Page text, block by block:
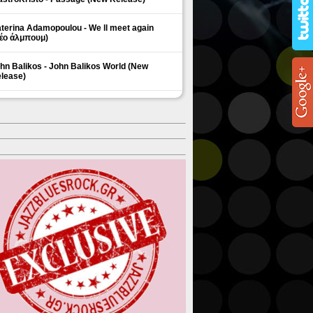
Adamopoulou - We ll meet again
άλμπουμ)
Balikos - John Balikos World (New